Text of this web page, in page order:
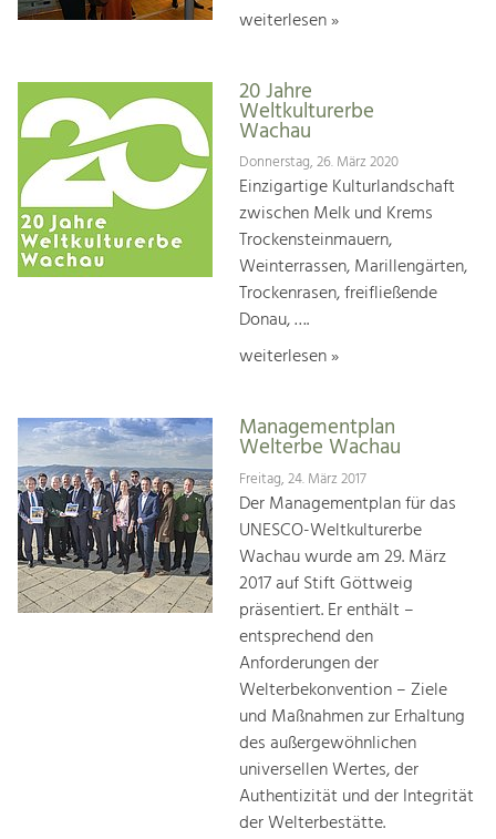
weiterlesen »
20 Jahre
Weltkulturerbe
Wachau
Donnerstag, 26. März 2020
Einzigartige Kulturlandschaft
zwischen Melk und Krems
Trockensteinmauern,
Weinterrassen, Marillengärten,
Trockenrasen, freifließende
Donau, ….
weiterlesen »
Managementplan
Welterbe Wachau
Freitag, 24. März 2017
Der Managementplan für das
UNESCO-Weltkulturerbe
Wachau wurde am 29. März
2017 auf Stift Göttweig
präsentiert. Er enthält –
entsprechend den
Anforderungen der
Welterbekonvention – Ziele
und Maßnahmen zur Erhaltung
des außergewöhnlichen
universellen Wertes, der
Authentizität und der Integrität
der Welterbestätte.